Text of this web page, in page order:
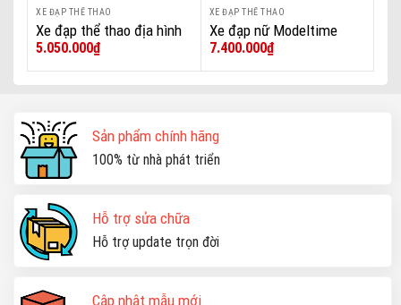
XE ĐẠP THỂ THAO
Xe đạp thể thao địa hình
thể thao California 260cc
26inch Khung Nhôm Đề
5.050.000₫
XE ĐẠP THỂ THAO
Xe đạp nữ Modeltime
Sophia (2022)
7.400.000₫
Sản phẩm chính hãng
100% từ nhà phát triển
Hỗ trợ sửa chữa
Hỗ trợ update trọn đời
Cập nhật mẫu mới